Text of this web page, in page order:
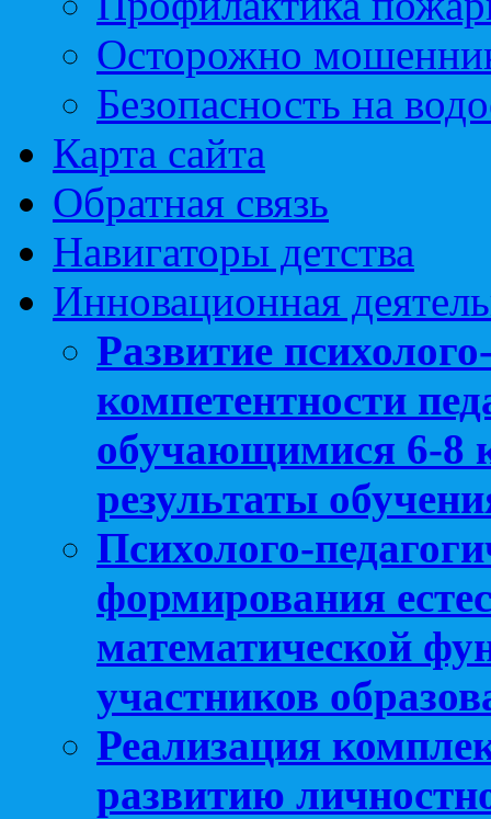
Осторожно
Безопасность на
Карта сайта
Обратная связь
Навигаторы детства
Инновационная
Развитие
компетентности
обучающимися 6-8
результаты
Психолого-
формирования
математической
участников
Реализация
развитию